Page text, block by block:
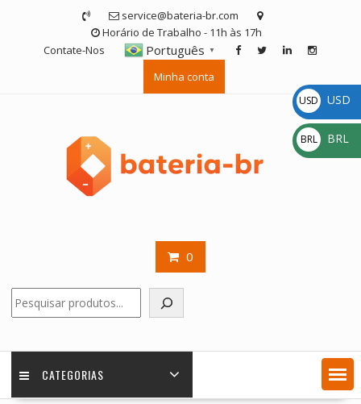
service@bateria-br.com
Horário de Trabalho - 11h às 17h
Contate-Nos
Português ▼
Minha conta
0
CATEGORIAS
USD
$
USD
BRL
R$
BRL